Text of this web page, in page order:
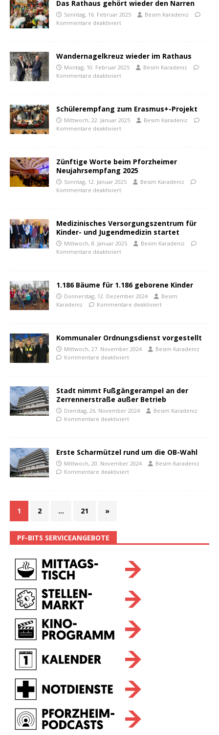
Das Rathaus gehört wieder den Narren
Sonntag, 16. Februar 2025
Besim Karadeniz
Kommentare deaktiviert
Wandernagelkreuz wieder im Rathaus
Montag, 10. Februar 2025
Besim Karadeniz
Kommentare deaktiviert
Schülerempfang zum Erasmus+-Projekt
Mittwoch, 22. Januar 2025
Besim Karadeniz
Kommentare deaktiviert
Zünftige Worte beim Pforzheimer
Neujahrsempfang 2025
Sonntag, 12. Januar 2025
Besim Karadeniz
Kommentare deaktiviert
Medizinisches Versorgungszentrum für
Kinder- und Jugendmedizin startet
Mittwoch, 8. Januar 2025
Besim Karadeniz
Kommentare deaktiviert
1.186 Bäume für 1.186 geborene Kinder
Donnerstag, 12. Dezember 2024
Besim
Karadeniz
Kommentare deaktiviert
Kommunaler Ordnungsdienst vorgestellt
Mittwoch, 27. November 2024
Besim Karadeniz
Kommentare deaktiviert
Stadt nimmt Fußgängerampel an der
Zerrennerstraße außer Betrieb
Dienstag, 26. November 2024
Besim Karadeniz
Kommentare deaktiviert
Erste Scharmützel rund um die OB-Wahl
Mittwoch, 20. November 2024
Besim Karadeniz
Kommentare deaktiviert
1 2 … 21 »
PF-BITS SERVICEANGEBOTE